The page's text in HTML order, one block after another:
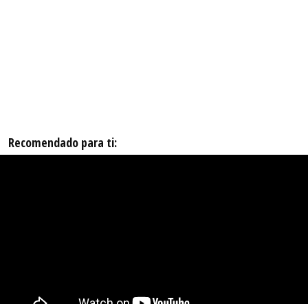
Recomendado para ti: